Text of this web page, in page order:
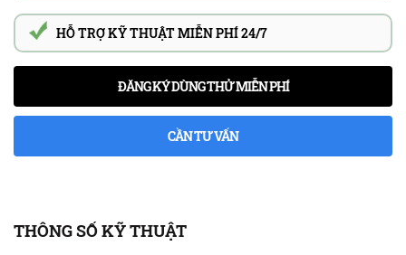
HỖ TRỢ KỸ THUẬT MIỄN PHÍ 24/7
ĐĂNG KÝ DÙNG THỬ MIỄN PHÍ
CẦN TƯ VẤN
THÔNG SỐ KỸ THUẬT